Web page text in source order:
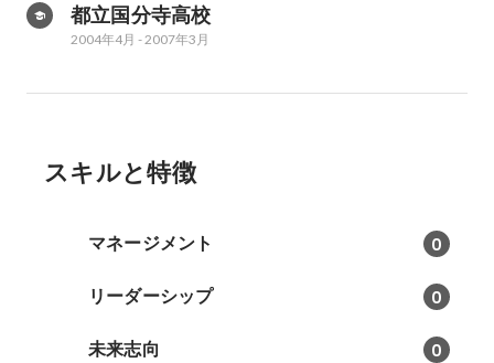
都立国分寺高校
2004年4月 -2007年3月
スキルと特徴
マネージメント 0
リーダーシップ 0
未来志向 0